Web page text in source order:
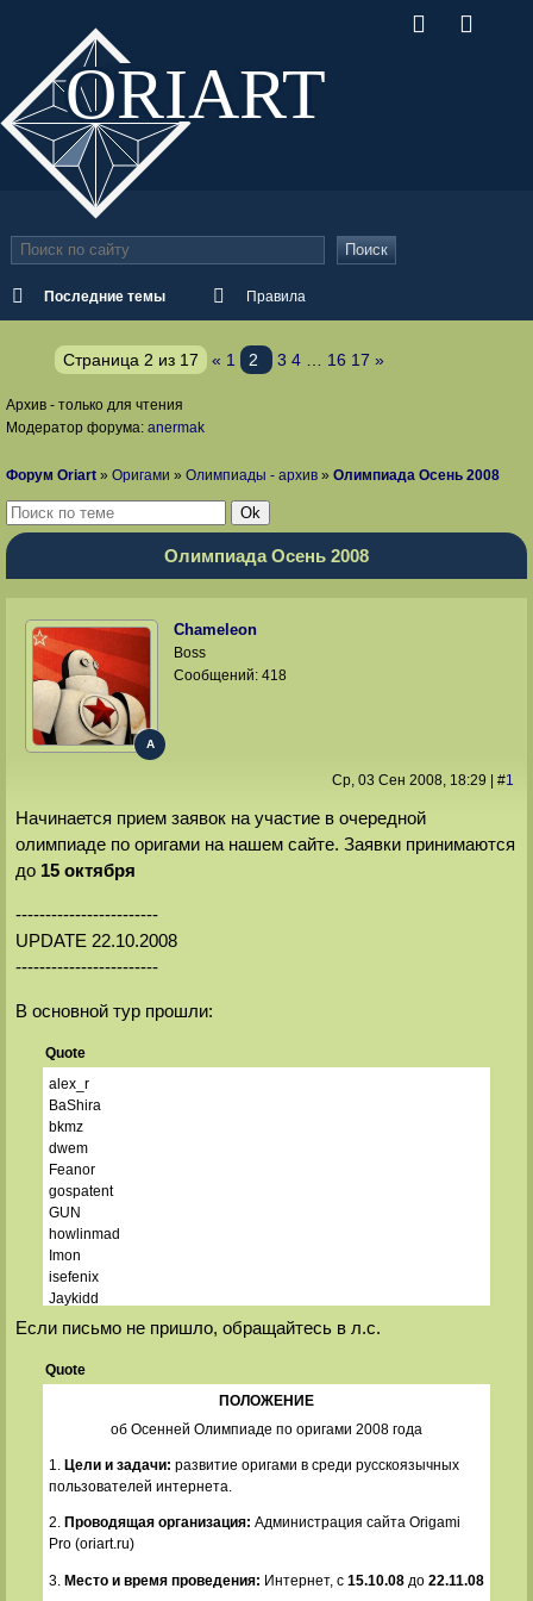
ORIART
Последние темы Правила
Поиск
Страница 2 из 17 « 1 2 3 4 16 17 »
Архив - только для чтения
Модератор форума: anermak
Форум Oriart » Оригами » Олимпиады - архив » Олимпиада Осень 2008
Олимпиада Осень 2008
Chameleon
A
Boss
Сообщений:418
Ср, 03 Сен 2008, 18:29 #1
Начинается прием заявок на участие в очередной
олимпиаде по оригами на нашем сайте. Заявки принимаются
до 15 октября
------------------------
UPDATE 22.10.2008
------------------------
В основной тур прошли:
Quote
alex_r
BaShira
bkmz
dwem
Feanor
gospatent
GUN
howlinmad
Imon
isefenix
Jaykidd
LW
lysithea
Shadow
Tararasik
usta63
WC
yoghurt
Yumiko
Если письмо не пришло, обращайтесь в л.с.
Quote
ПОЛОЖЕНИЕ
об Осенней Олимпиаде по оригами 2008 года
1. Цели и задачи: развитие оригами в среди русскоязычных
пользователей интернета.
2. Проводящая организация: Администрация сайта Origami
Pro (oriart.ru)
3. Место и время проведения: Интернет, с 15.10.08до 22.11.08